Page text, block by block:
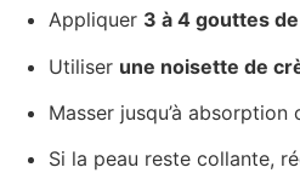
Appliquer 3 à 4 gouttes
Utiliser une noisette de
Masser jusqu’à absorption
Si la peau reste collante,